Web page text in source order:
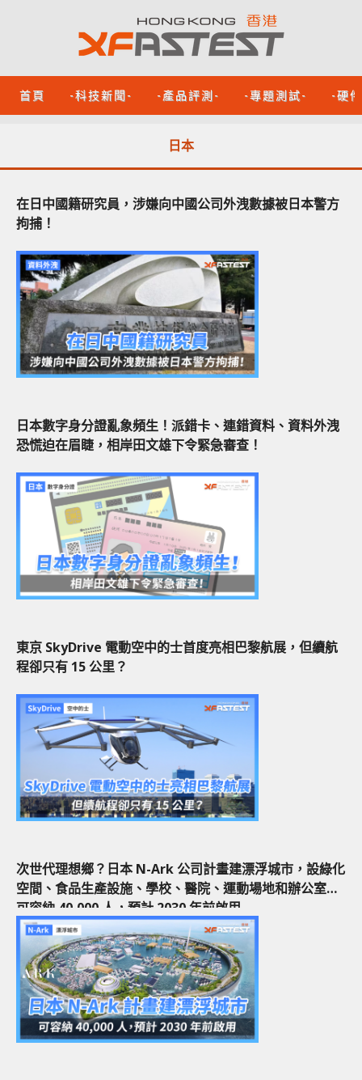
首頁 -科技新聞- -產品評測- -專題測試- -硬
日本
在日中國籍研究員，涉嫌向中國公司外洩數據被日本警方
拘捕！
日本數字身分證亂象頻生！派錯卡、連錯資料、資料外洩
恐慌迫在眉睫，相岸田文雄下令緊急審查！
東京 SkyDrive 電動空中的士首度亮相巴黎航展，但續航
程卻只有 15 公里？
次世代理想鄉？日本 N-Ark 公司計畫建漂浮城市，設綠化
空間、食品生產設施、學校、醫院、運動場地和辦公室，
可容納 40,000 人，預計 2030 年前啟用